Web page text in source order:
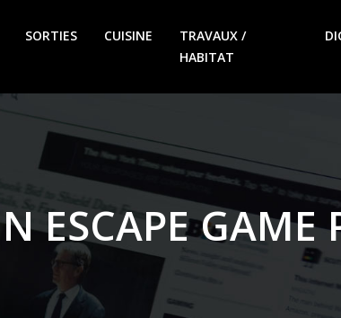
SORTIES CUISINE
TRAVAUX /
HABITAT
ESCAPE